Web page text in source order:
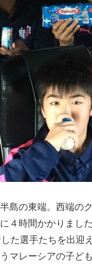
島の東端。西端の
４時間かかりました
た選手たちを出迎
マレーシアの子ど